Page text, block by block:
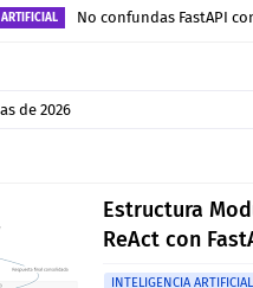
ARTIFICIAL No confundas FastAPI
de 2026
Estructura
ReAct con
INTELIGENCIA ARTIFICIAL